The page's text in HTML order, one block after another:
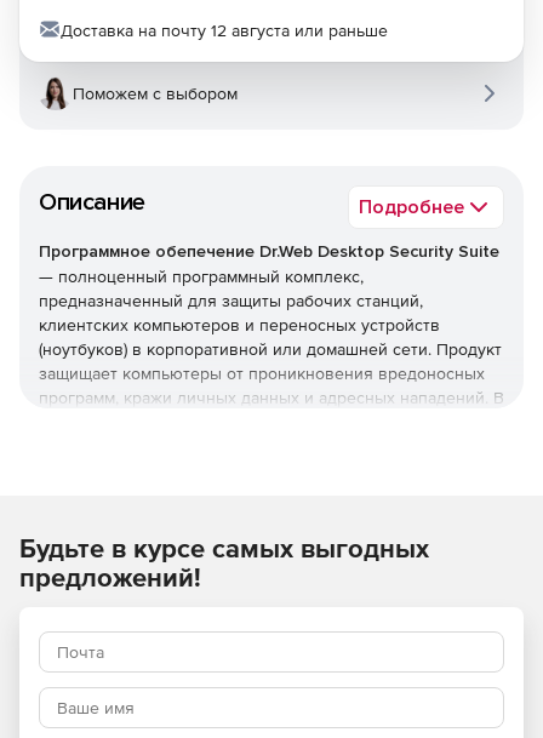
Описание Подробнее
Программное обепечение Dr.Web Desktop Security Suite
— полноценный программный комплекс,
предназначенный для защиты рабочих станций,
клиентских компьютеров и переносных устройств
(ноутбуков) в корпоративной или домашней сети. Продукт
защищает компьютеры от проникновения вредоносных
программ, кражи личных данных и адресных нападений. В
Преимущества Dr.Web Desktop
Наличие сертификатов
Dr.Web Desktop Security Suite имеет сертификаты
соответствия ФСТЭК России и ФСБ. Это означает, что
Доставка на почту 12 августа или раньше
Поможем с выбором
Будьте в курсе самых выгодных
предложений!